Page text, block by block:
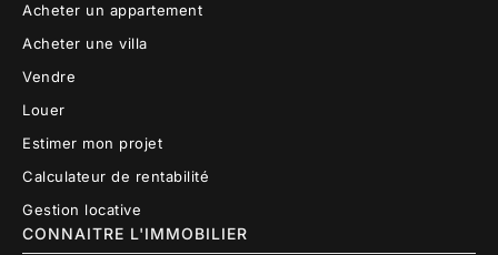
Acheter un appartement
Acheter une villa
Vendre
Louer
Estimer mon projet
Calculateur de rentabilité
Gestion locative
CONNAITRE L'IMMOBILIER